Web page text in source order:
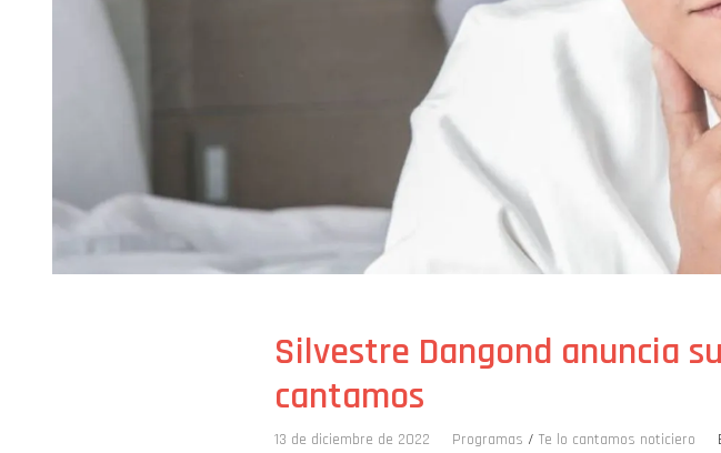
Silvestre Dangond anuncia
cantamos
13 de diciembre de 2022 Programas / Te lo cantamos noticiero